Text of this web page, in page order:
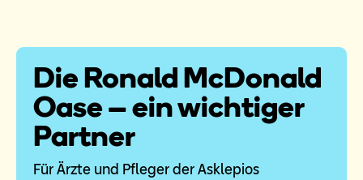
Die Ronald McDonald
Oase – ein wichtiger
Partner
Für Ärzte und Pfleger der Asklepios